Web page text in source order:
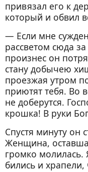
львов
Глава XII.
Андрюши и
Глава XIII.
Никса
Глава XIV.
Черный дух
Глава XV.
Счастливый
Глава XVI.
Вихровой. —
Глава XVII.
привязал его к
который и обвил
— Если мне
рассветом сюда
произнес он
стану добычею
проезжая утром
приютят тебя. Во
не доберутся.
крошка! В руки
Спустя минуту он
Женщина,
громко
бились и